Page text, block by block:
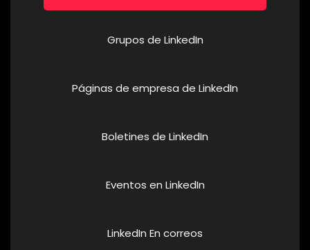
Grupos de LinkedIn
Páginas de empresa de LinkedIn
Boletines de LinkedIn
Eventos en LinkedIn
LinkedIn En correos